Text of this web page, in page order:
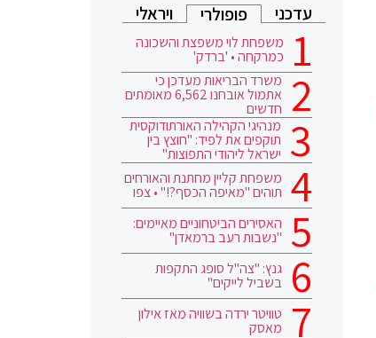
עדכני פופולרי ויראלי
משפחת לוי משפצת והשכונה
כמרקחה • 'ברדק'
משרד הבריאות מעדכן כי
אתמול אובחנו 6,562 מאומתים
חדשים
מנהיגי הקהילה האורתודוקסית
תוקפים את לפיד: "חוצץ בין
ישראל ליהודי התפוצות"
משפחת קליין מחתנת והאורחים
תוהים "מאיפה הכסף?!" • צפו
האסירים הביטחוניים מאיימים:
"נשבות רעב ברמאדן"
גנץ: "צה"ל סופג התקפות
בשביל לייקים"
טוויטר ירדה בשוויה מאז אילון
מאסק